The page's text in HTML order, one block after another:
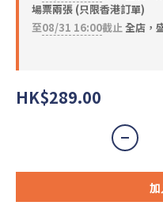
場票兩張 (只限香港訂單)
至08/31 16:00截止全店，
HK$289.00